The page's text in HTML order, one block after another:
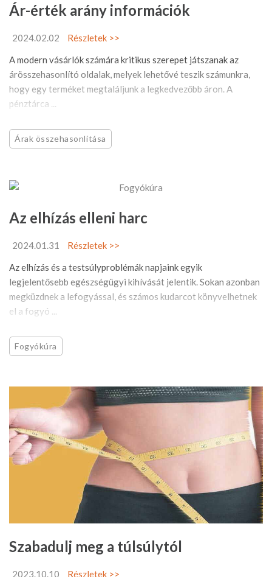
Ár-érték arány információk
2024.02.02
Részletek >>
A modern vásárlók számára kritikus szerepet játszanak az
árösszehasonlító oldalak, melyek lehetővé teszik számunkra,
hogy egy terméket megtaláljunk a legkedvezőbb áron. A
pénztárca ...
Árak összehasonlítása
Az elhízás elleni harc
2024.01.31
Részletek >>
Az elhízás és a testsúlyproblémák napjaink egyik
legjelentősebb egészségügyi kihívását jelentik. Sokan azonban
megküzdnek a lefogyással, és számos kudarcot könyvelhetnek
el a fogyó ...
Fogyókúra
Szabadulj meg a túlsúlytól
2023.10.10 Részletek >>